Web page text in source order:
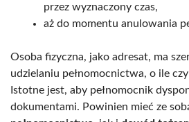
przez wyznaczony czas,
aż do momentu anulowania
Osoba fizyczna, jako adresat, ma
udzielaniu pełnomocnictwa, o ile
Istotne jest, aby pełnomocnik
dokumentami. Powinien mieć ze